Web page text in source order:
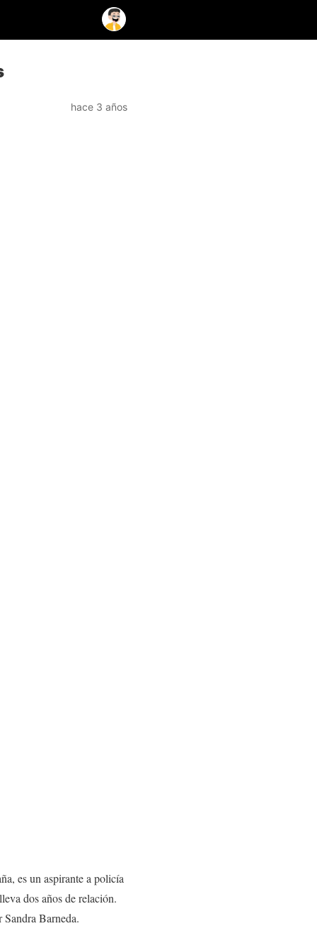
hace 3 años
es un aspirante a policía
dos años de relación.
Barneda.